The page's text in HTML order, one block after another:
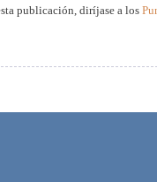
publicación, diríjase a los